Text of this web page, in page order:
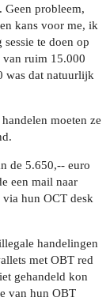
probleem,
kans voor me, ik
te doen op
van ruim 15.000
was dat natuurlijk
moeten ze
de 5.650,-- euro
een mail naar
hun OCT desk
handelingen
met OBT red
gehandeld kon
van hun OBT